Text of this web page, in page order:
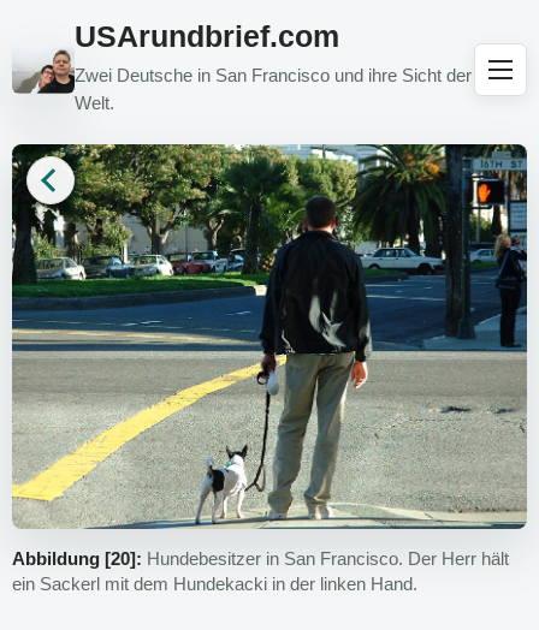
USArundbrief.com
Zwei Deutsche in San Francisco und ihre Sicht der
Welt.
Abbildung [20]: Hundebesitzer in San Francisco. Der Herr hält
ein Sackerl mit dem Hundekacki in der linken Hand.